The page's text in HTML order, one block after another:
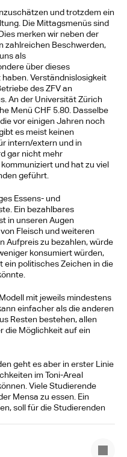
und trotzdem ein
Die Mittagsmenüs sind
merken wir neben der
zahlreichen Beschwerden,
als
über dieses
Verständnislosigkeit
des ZFV an
An der Universität Zürich
Menü CHF 5.80. Dasselbe
vor einigen Jahren noch
es meist keinen
intern/extern und in
gar nicht mehr
und hat zu viel
geführt.
Essens- und
Ein bezahlbares
in unseren Augen
Fleisch und weiteren
Aufpreis zu bezahlen, würde
konsumiert würden,
ein politisches Zeichen in die
mit jeweils mindestens
einfacher als die anderen
Resten bestehen, allen
die Möglichkeit auf ein
geht es aber in erster Linie
im Toni-Areal
Viele Studierende
Mensa zu essen. Ein
soll für die Studierenden